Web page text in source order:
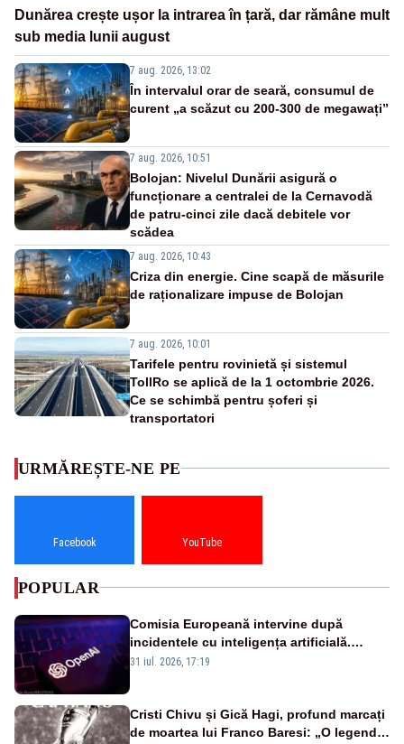
Dunărea crește ușor la intrarea în țară, dar rămâne mult
sub media lunii august
7 aug. 2026, 13:02
În intervalul orar de seară, consumul de
curent „a scăzut cu 200-300 de megawați”
7 aug. 2026, 10:51
Bolojan: Nivelul Dunării asigură o
funcționare a centralei de la Cernavodă
de patru-cinci zile dacă debitele vor
scădea
7 aug. 2026, 10:43
Criza din energie. Cine scapă de măsurile
de raționalizare impuse de Bolojan
7 aug. 2026, 10:01
Tarifele pentru rovinietă și sistemul
TollRo se aplică de la 1 octombrie 2026.
Ce se schimbă pentru șoferi și
transportatori
URMĂREȘTE-NE PE
Facebook YouTube
POPULAR
Comisia Europeană intervine după
incidentele cu inteligența artificială.
OpenAI și Anthropic, vizate
31 iul. 2026, 17:19
Cristi Chivu și Gică Hagi, profund marcați
de moartea lui Franco Baresi: „O legendă